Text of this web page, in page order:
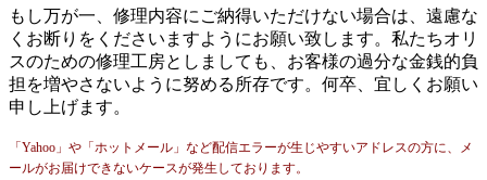
もし万が一、修理内容にご納得いただけない場合は、遠慮な
くお断りをくださいますようにお願い致します。私たちオリ
スのための修理工房としましても、お客様の過分な金銭的負
担を増やさないように努める所存です。何卒、宜しくお願い
申し上げます。
「Yahoo」や「ホットメール」など配信エラーが生じやすいアドレスの方に、メ
ールがお届けできないケースが発生しております。